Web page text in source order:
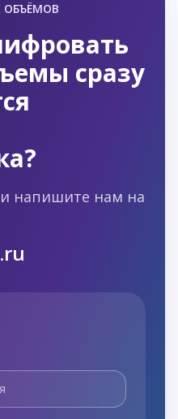
сразу
напишите нам на